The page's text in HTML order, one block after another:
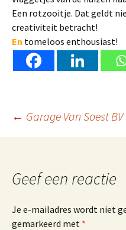
Een rotzooitje. Dat geldt
creativiteit betracht!
En tomeloos enthousiast!
← Garage Van Soest BV
Geef een reactie
Je e-mailadres wordt niet
gemarkeerd met *